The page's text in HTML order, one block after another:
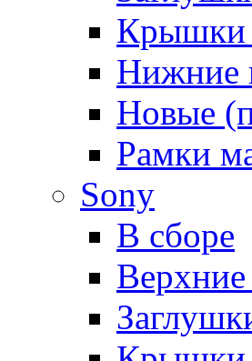
Крышки
Нижние
Новые
Рамки
Sony
В сборе